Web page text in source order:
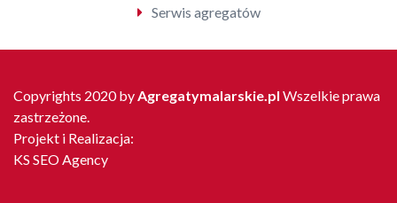
Serwis agregatów
Copyrights 2020 by Agregatymalarskie.pl Wszelkie prawa
zastrzeżone.
Projekt i Realizacja:
KS SEO Agency